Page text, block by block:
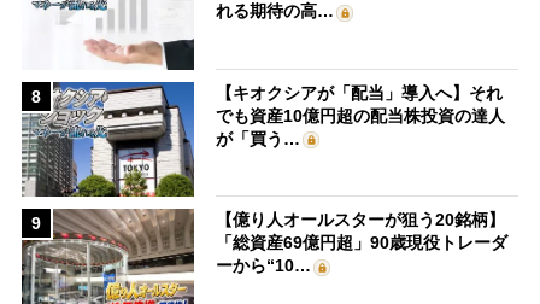
れる期待の高…
8
【キオクシアが「配当」導入へ】それ
でも資産10億円超の配当株投資の達人
が「買う…
9
【億り人オールスターが狙う20銘柄】
「総資産69億円超」90歳現役トレーダ
ーから“10…